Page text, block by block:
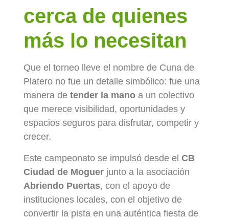
cerca de quienes
más lo necesitan
Que el torneo lleve el nombre de Cuna de
Platero no fue un detalle simbólico: fue una
manera de tender la manoa un colectivo
que merece visibilidad, oportunidades y
espacios seguros para disfrutar, competir y
crecer.
Este campeonato se impulsó desde el CB
Ciudad de Moguerjunto a la asociación
Abriendo Puertas, con el apoyo de
instituciones locales, con el objetivo de
convertir la pista en una auténtica fiesta de